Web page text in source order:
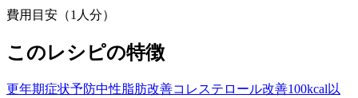
費用目安（1人分）
このレシピの特徴
更年期症状予防中性脂肪改善コレステロール改善100kcal以